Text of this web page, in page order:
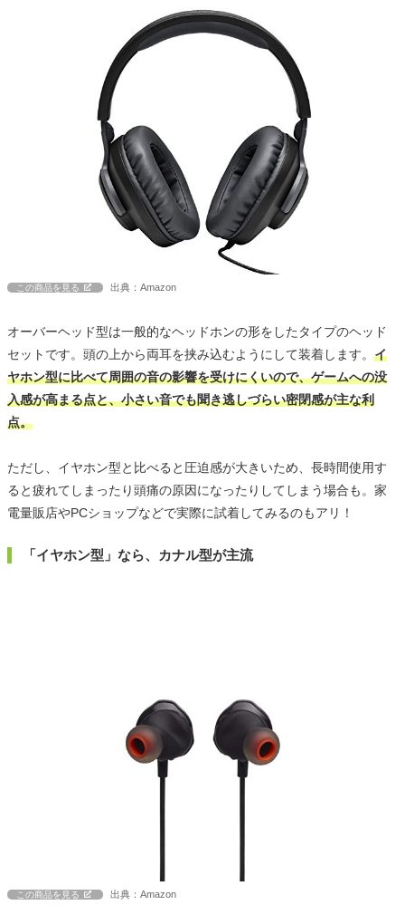
この商品を見る 出典：Amazon
オーバーヘッド型は一般的なヘッドホンの形をしたタイプのヘッド
セットです。頭の上から両耳を挟み込むようにして装着します。 イ
ヤホン型に比べて周囲の音の影響を受けにくいので、ゲームへの没
入感が高まる点と、小さい音でも聞き逃しづらい密閉感が主な利
点。
ただし、イヤホン型と比べると圧迫感が大きいため、長時間使用す
ると疲れてしまったり頭痛の原因になったりしてしまう場合も。家
電量販店やPCショップなどで実際に試着してみるのもアリ！
「イヤホン型」なら、カナル型が主流
この商品を見る 出典：Amazon